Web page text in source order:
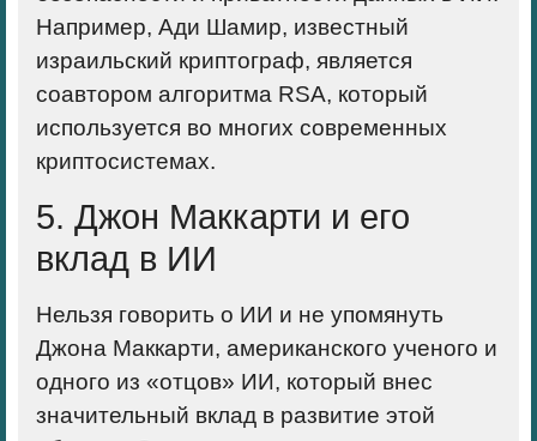
Например, Ади Шамир, известный
израильский криптограф, является
соавтором алгоритма RSA, который
используется во многих современных
криптосистемах.
5. Джон Маккарти и его
вклад в ИИ
Нельзя говорить о ИИ и не упомянуть
Джона Маккарти, американского ученого и
одного из «отцов» ИИ, который внес
значительный вклад в развитие этой